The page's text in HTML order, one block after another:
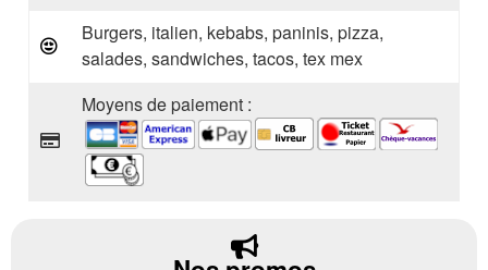
Burgers, italien, kebabs, paninis, pizza,
salades, sandwiches, tacos, tex mex
Moyens de paiement :